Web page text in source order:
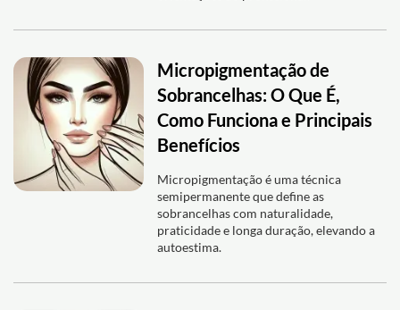
Micropigmentação de
Sobrancelhas: O Que É,
Como Funciona e Principais
Benefícios
Micropigmentação é uma técnica
semipermanente que define as
sobrancelhas com naturalidade,
praticidade e longa duração, elevando a
autoestima.